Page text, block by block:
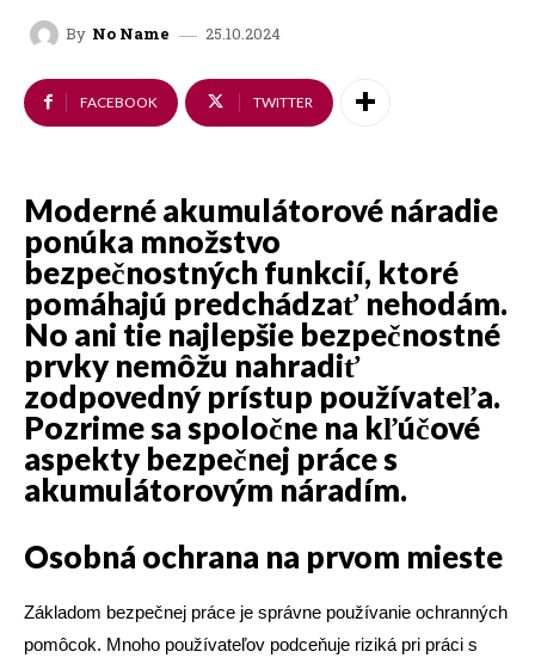
By No Name 25.10.2024
FACEBOOK TWITTER
Moderné akumulátorové náradie
ponúka množstvo
bezpečnostných funkcií, ktoré
pomáhajú predchádzať nehodám.
No ani tie najlepšie bezpečnostné
prvky nemôžu nahradiť
zodpovedný prístup používateľa.
Pozrime sa spoločne na kľúčové
aspekty bezpečnej práce s
akumulátorovým náradím.
Osobná ochrana na prvom mieste
Základom bezpečnej práce je správne používanie ochranných
pomôcok. Mnoho používateľov podceňuje riziká pri práci s